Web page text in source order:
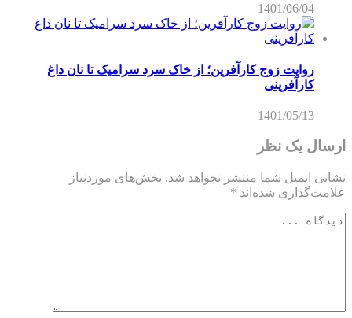
1401/06/04
روایت زوج کارآفرین؛ از خاک سرد سرامیک تا نان داغ
کارآفرینی
1401/05/13
ارسال یک نظر
نشانی ایمیل شما منتشر نخواهد شد. بخش‌های موردنیاز
علامت‌گذاری شده‌اند *